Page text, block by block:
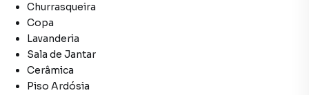
Churrasqueira
Copa
Lavanderia
Sala de Jantar
Cerâmica
Piso Ardósia